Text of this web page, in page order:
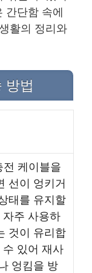
간단함 속에
활의 정리와
방법
케이블을
선이 엉키거
태를 유지할
주 사용하
것이 유리합
있어 재사
엉킴을 방